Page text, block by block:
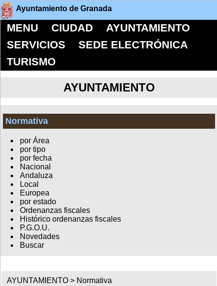
Ayuntamiento de Granada
MENU CIUDAD
AYUNTAMIENTO
SERVICIOS
SEDE ELECTRÓNICA
TURISMO
AYUNTAMIENTO
Normativa
por Área
por tipo
por fecha
Nacional
Andaluza
Local
Europea
por estado
Ordenanzas fiscales
Histórico ordenanzas fiscales
P.G.O.U.
Novedades
Buscar
AYUNTAMIENTO > Normativa